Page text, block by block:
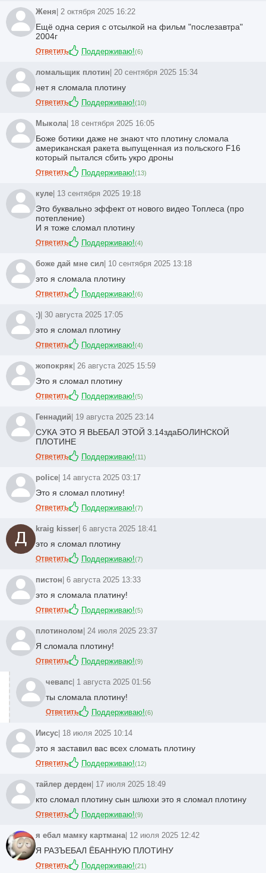
Женя | 2 октября 2025 16:22
Ещё одна серия с отсылкой на фильм "послезавтра"
2004г
Ответить Поддерживаю!(6)
ломальщик плотин | 20 сентября 2025 15:34
нет я сломала плотину
Ответить Поддерживаю!(10)
Мыкола | 18 сентября 2025 16:05
Боже ботики даже не знают что плотину сломала
американская ракета выпущенная из польского F16
который пытался сбить укро дроны
Ответить Поддерживаю!(13)
куле | 13 сентября 2025 19:18
Это буквально эффект от нового видео Топлеса (про
потепление)
И я тоже сломал плотину
Ответить Поддерживаю!(4)
боже дай мне сил | 10 сентября 2025 13:18
это я сломала плотину
Ответить Поддерживаю!(6)
:) | 30 августа 2025 17:05
это я сломал плотину
Ответить Поддерживаю!(4)
жопокряк | 26 августа 2025 15:59
Это я сломал плотину
Ответить Поддерживаю!(5)
Геннадий | 19 августа 2025 23:14
СУКА ЭТО Я ВЬЕБАЛ ЭТОЙ 3.14здаБОЛИНСКОЙ
ПЛОТИНЕ
Ответить Поддерживаю!(11)
police | 14 августа 2025 03:17
Это я сломал плотину!
Ответить Поддерживаю!(7)
kraig kisser | 6 августа 2025 18:41
это я сломал плотину
Ответить Поддерживаю!(7)
пистон | 6 августа 2025 13:33
это я сломала платину!
Ответить Поддерживаю!(5)
плотинолом | 24 июля 2025 23:37
Я сломала плотину!
Ответить Поддерживаю!(9)
чевапс | 1 августа 2025 01:56
ты сломала плотину!
Ответить Поддерживаю!(6)
Иисус | 18 июля 2025 10:14
это я заставил вас всех сломать плотину
Ответить Поддерживаю!(12)
тайлер дерден | 17 июля 2025 18:49
кто сломал плотину сын шлюхи это я сломал плотину
Ответить Поддерживаю!(9)
я ебал мамку картмана | 12 июля 2025 12:42
Я РАЗЪЕБАЛ ЁБАННУЮ ПЛОТИНУ
Ответить Поддерживаю!(21)